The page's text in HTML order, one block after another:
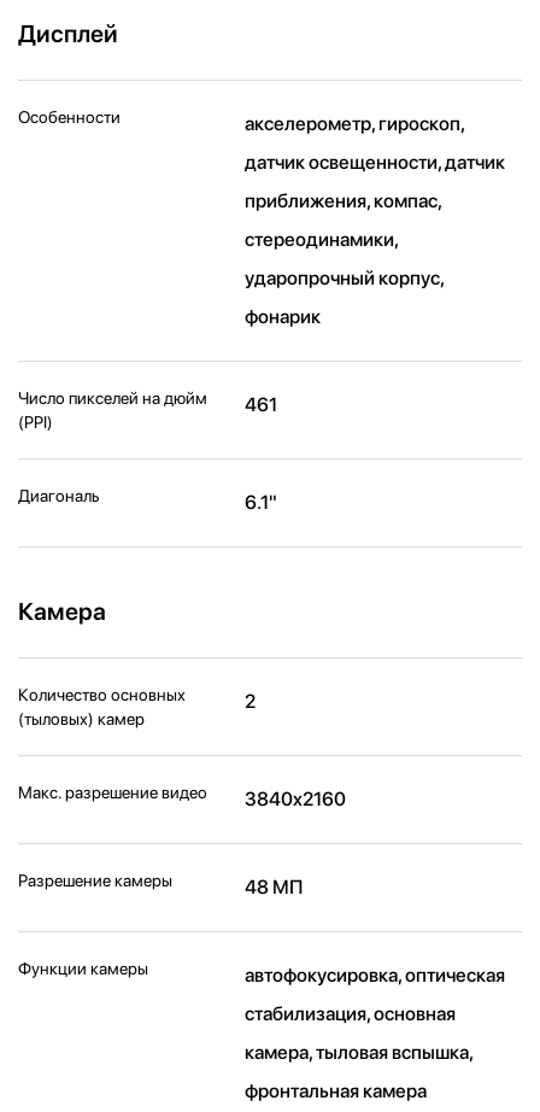
Дисплей
Особенности
акселерометр, гироскоп,
датчик освещенности, датчик
приближения, компас,
стереодинамики,
ударопрочный корпус,
фонарик
Число пикселей на дюйм
(PPI)
461
Диагональ 6.1"
Камера
Количество основных
(тыловых) камер
2
Макс. разрешение видео 3840x2160
Разрешение камеры 48 МП
Функции камеры
автофокусировка, оптическая
стабилизация, основная
камера, тыловая вспышка,
фронтальная камера